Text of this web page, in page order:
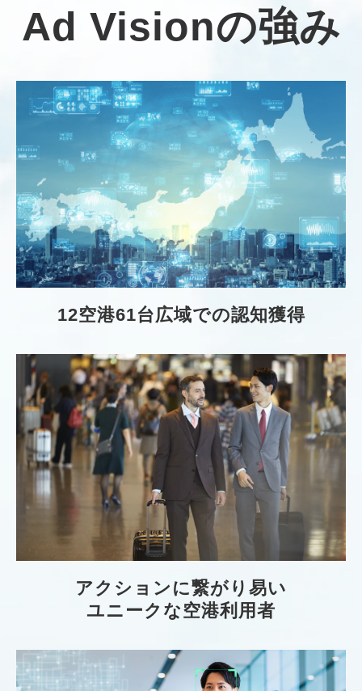
Ad Visionの強み
12空港61台広域での認知獲得
アクションに繋がり易い
ユニークな空港利用者